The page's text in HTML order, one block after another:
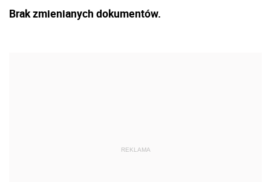
Brak zmienianych dokumentów.